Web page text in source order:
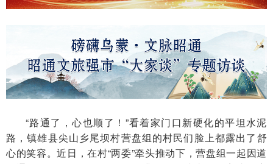
“路通了，心也顺了！”看着家门口新硬化的平坦水泥
路，镇雄县尖山乡尾坝村营盘组的村民们脸上都露出了舒
心的笑容。近日，在村“两委”牵头推动下，营盘组一起因道